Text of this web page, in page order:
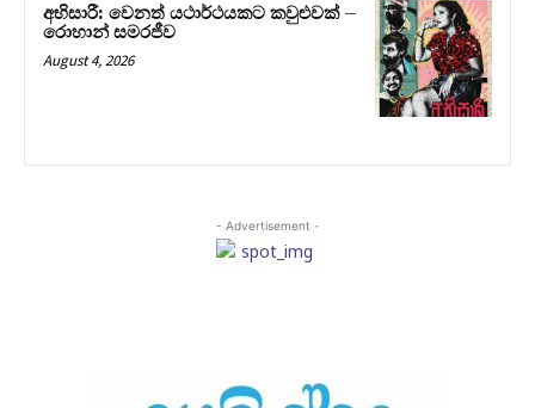
අභිසාරී: වෙනත් යථාර්ථයකට කවුළුවක් –
රොහාන් සමරජීව
August 4, 2026
- Advertisement -